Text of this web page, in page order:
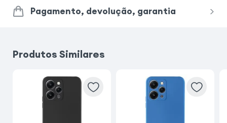
Samsung Galaxy A54 5G
Samsung Galaxy A56
Pagamento, devolução, garantia
Produtos Similares